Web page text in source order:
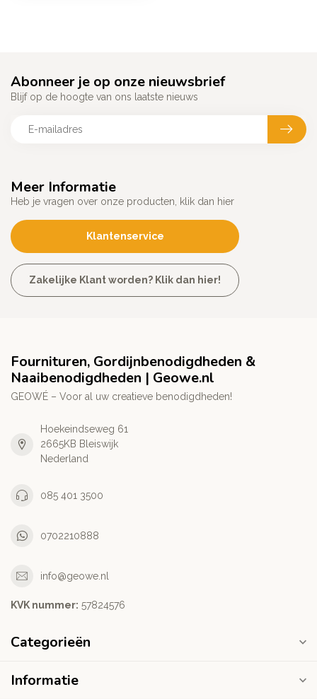
Meer Informatie
Heb je vragen over onze producten, klik dan hier
Klantenservice
Zakelijke Klant worden? Klik dan hier!
Abonneer je op onze nieuwsbrief
Blijf op de hoogte van ons laatste nieuws
Fournituren, Gordijnbenodigdheden &
Naaibenodigdheden | Geowe.nl
GEOWÉ – Voor al uw creatieve benodigdheden!
Hoekeindseweg 61
2665KB Bleiswijk
Nederland
085 401 3500
0702210888
info@geowe.nl
KVK nummer: ‭57824576‬
Categorieën
Informatie